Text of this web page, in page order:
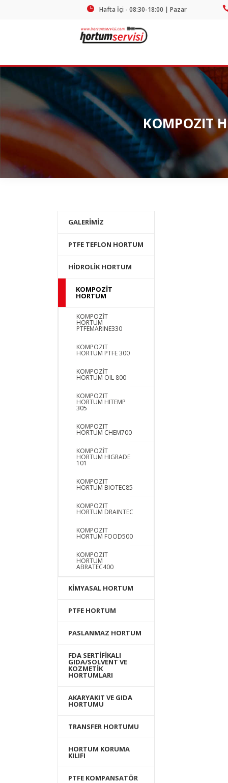
Hafta İçi - 08:30-18:00 | Pazar
KOMPOZIT
GALERİMİZ
PTFE TEFLON HORTUM
HİDROLİK HORTUM
KOMPOZİT
HORTUM
KOMPOZİT
HORTUM
PTFEMARINE330
KOMPOZIT
HORTUM PTFE 300
KOMPOZİT
HORTUM OIL 800
KOMPOZIT
HORTUM HITEMP
305
KOMPOZIT
HORTUM CHEM700
KOMPOZİT
HORTUM HIGRADE
101
KOMPOZIT
HORTUM BIOTEC85
KOMPOZIT
HORTUM DRAINTEC
KOMPOZIT
HORTUM FOOD500
KOMPOZIT
HORTUM
ABRATEC400
KİMYASAL HORTUM
PTFE HORTUM
PASLANMAZ HORTUM
FDA SERTİFİKALI
GIDA/SOLVENT VE
KOZMETİK
HORTUMLARI
AKARYAKIT VE GIDA
HORTUMU
TRANSFER HORTUMU
HORTUM KORUMA
KILIFI
PTFE KOMPANSATÖR